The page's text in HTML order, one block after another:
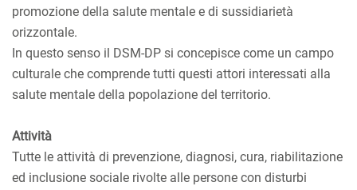
promozione della salute mentale e di sussidiarietà
orizzontale.
In questo senso il DSM-DP si concepisce come un campo
culturale che comprende tutti questi attori interessati alla
salute mentale della popolazione del territorio.
Attività
Tutte le attività di prevenzione, diagnosi, cura, riabilitazione
ed inclusione sociale rivolte alle persone con disturbi